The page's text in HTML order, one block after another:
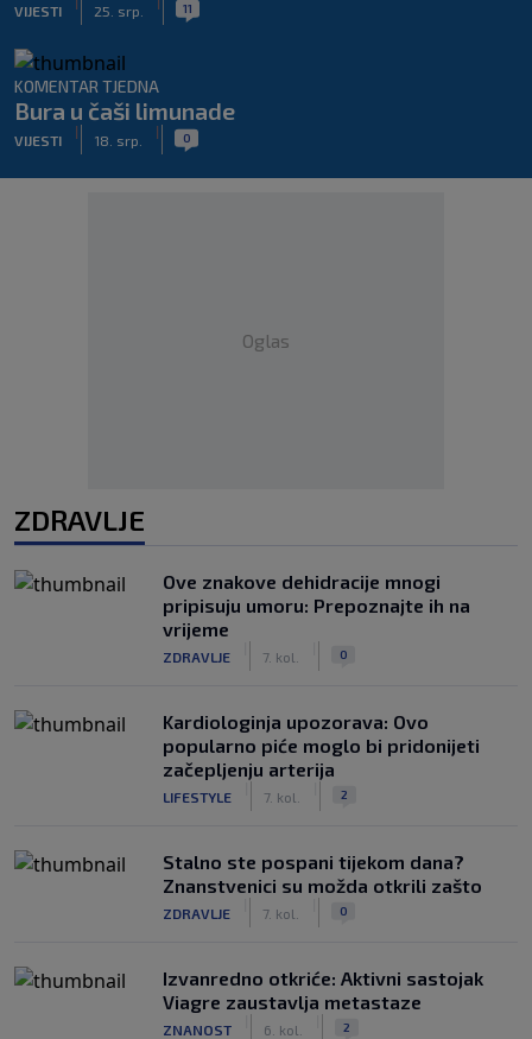
VIJESTI 25. srp. 11
KOMENTAR TJEDNA
Bura u čaši limunade
VIJESTI
|
18. srp.
| 0
Oglas
ZDRAVLJE
Ove znakove dehidracije mnogi
pripisuju umoru: Prepoznajte ih na
vrijeme
ZDRAVLJE 7. kol. 0
Kardiologinja upozorava: Ovo
popularno piće moglo bi pridonijeti
začepljenju arterija
LIFESTYLE 7. kol. 2
Stalno ste pospani tijekom dana?
Znanstvenici su možda otkrili zašto
ZDRAVLJE 7. kol. 0
Izvanredno otkriće: Aktivni sastojak
Viagre zaustavlja metastaze
ZNANOST 6. kol. 2